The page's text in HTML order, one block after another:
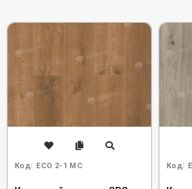
Код: ECO 2-1 MC Код: